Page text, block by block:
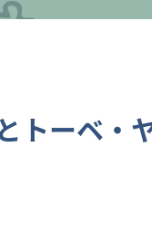
トーベ・